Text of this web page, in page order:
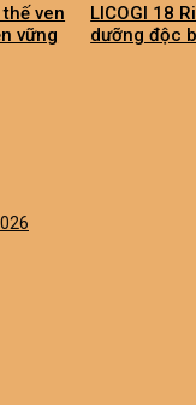
ven
vững
LICOGI 18
dưỡng độc